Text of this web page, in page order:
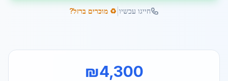
חייגו עכשיו ♻️ מוכרים ברזל?
₪4,300